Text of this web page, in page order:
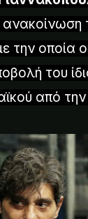
την οποία
του
από